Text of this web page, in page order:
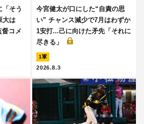
そう
大は
督コメ
今宮健太が口にした“自責の思
い” チャンス減少で7月はわずか
1安打...己に向けた矛先「それに
尽きる」
1軍
2026.8.3